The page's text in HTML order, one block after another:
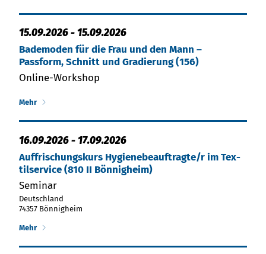
15.09.2026 - 15.09.2026
Bademoden für die Frau und den Mann –
Passform, Schnitt und Gradierung (156)
Online-Workshop
Mehr
16.09.2026 - 17.09.2026
Auf­fri­schungs­kurs Hy­gie­ne­be­auf­trag­te/r im Tex­
til­ser­vice (810 II Bön­nig­heim)
Seminar
Deutschland
74357 Bönnigheim
Mehr